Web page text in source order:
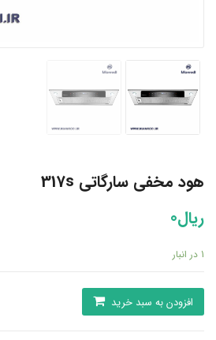
هود مخفی سارگاتی 317s
ریال0
1 در انبار
هود
مخفی
افزودن به سبد خرید